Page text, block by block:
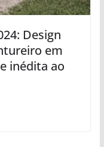
Design
em
inédita ao